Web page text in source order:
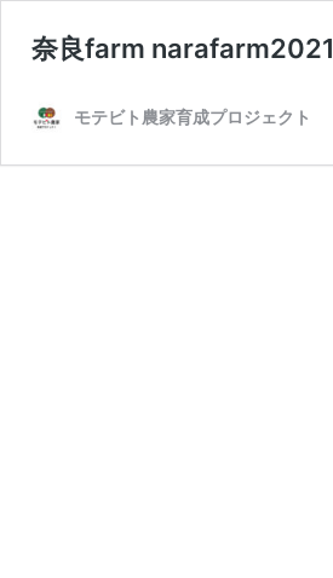
奈良farm narafarm2021
モテビト農家育成プロジェクト